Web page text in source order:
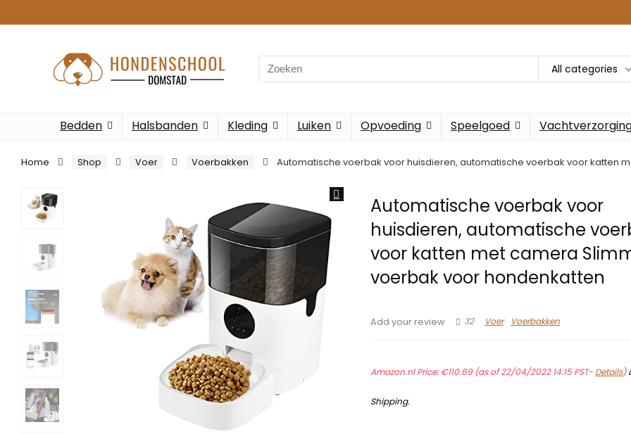
Search
for:
All categories
Bedden Halsbanden Kleding Luiken Opvoeding Speelgoed
Home Shop Voer Voerbakken Automatische voerbak voor huisdieren, automatische voerbak voor katten
Automatische voerbak voor
huisdieren, automatische
voor katten met camera
voerbak voor hondenkatten
Add your review 32 Voer Voerbakken
Amazon.nl Price:€110.69(as of 22/04/2022 14:15 PST- Details)
Shipping.